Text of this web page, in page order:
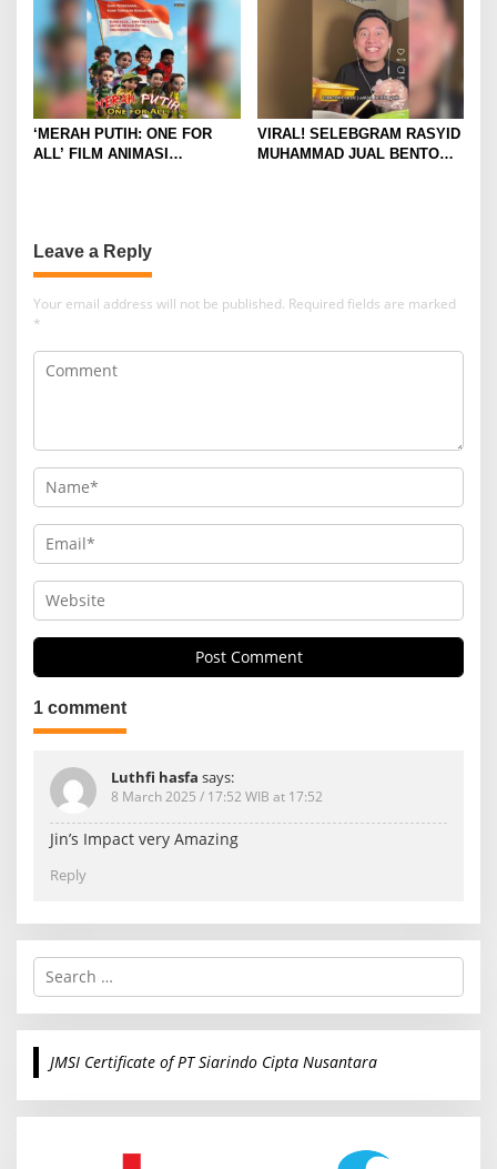
PENASARAN
‘MERAH PUTIH: ONE FOR
ALL’ FILM ANIMASI
VIRAL! SELEBGRAM RASYID
MUHAMMAD JUAL BENTO
Leave a Reply
Your email address will not be published. Required fields are marked
*
1 comment
Luthfi hasfa says:
8 March 2025 / 17:52 WIB at 17:52
Jin’s Impact very Amazing
Reply
S
r
c
o
JMSI Certificate of PT Siarindo Cipta Nusantara